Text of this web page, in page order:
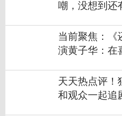
嘲，没想到还
当前聚焦：《
演黄子华：在
天天热点评！
和观众一起追